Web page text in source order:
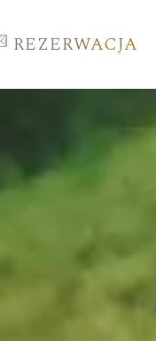
REZERWACJA